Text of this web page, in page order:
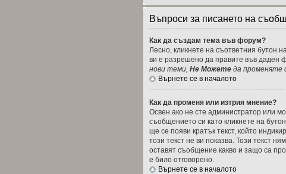
Въпроси за писането на
Как да създам тема във форум?
Лесно, кликнете на съответния бутон
ви е разрешено да правите във даден
нови теми, Не Можете да променяте
Върнете се в началото
Как да променя или изтрия мнение?
Освен ако не сте администратор или
съобщението си като кликнете на
ще се появи кратък текст, който
този текст не ви показва. Този текст
оставят съобщение какво и защо са
е било отговорено.
Върнете се в началото